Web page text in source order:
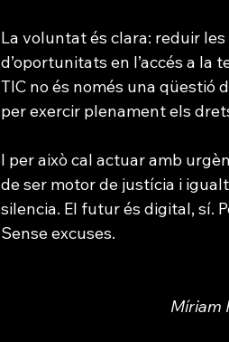
La voluntat és clara: reduir
d’oportunitats en l’accés a la
TIC no és només una qüestió
per exercir plenament els
I per això cal actuar amb
de ser motor de justícia i
silencia. El futur és digital, sí.
Sense excuses.
Míriam